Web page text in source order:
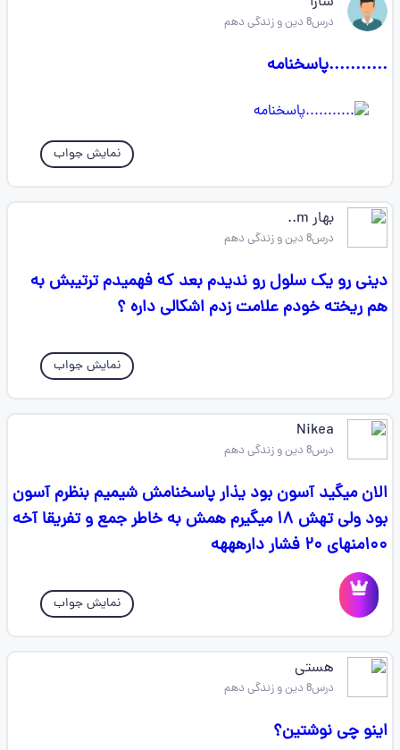
درس8 دین و زندگی دهم
...........پاسخنامه
نمایش جواب
بهار m..
درس8 دین و زندگی دهم
دینی رو یک سلول رو ندیدم بعد که فهمیدم ترتیبش به
هم ریخته خودم علامت زدم اشکالی داره ؟
نمایش جواب
Nikea
درس8 دین و زندگی دهم
الان میگید آسون بود یذار پاسخنامش شیمیم بنظرم آسون
بود ولی تهش ۱۸ میگیرم همش به خاطر جمع و تفریقا آخه
۱۰۰منهای ۲۰ فشار دارهههه
نمایش جواب
هستی
درس8 دین و زندگی دهم
اینو چی نوشتین؟